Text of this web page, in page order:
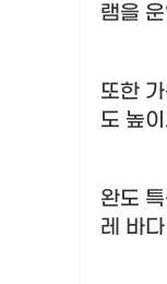
램을
또한
도 높
완도
레 바